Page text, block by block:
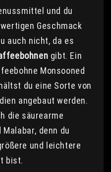
und du
Geschmack
auch nicht, da es
gibt. Ein
Monsooned
du eine Sorte von
angebaut werden.
die säurearme
denn du
und leichtere
bist.